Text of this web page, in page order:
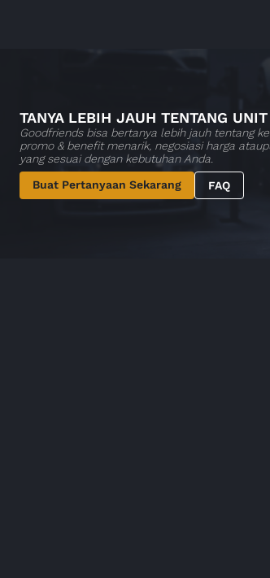
TANYA LEBIH JAUH TENTANG UNIT
Goodfriends bisa bertanya lebih jauh tentang
promo & benefit menarik, negosiasi harga
yang sesuai dengan kebutuhan Anda.
Buat Pertanyaan Sekarang
FAQ